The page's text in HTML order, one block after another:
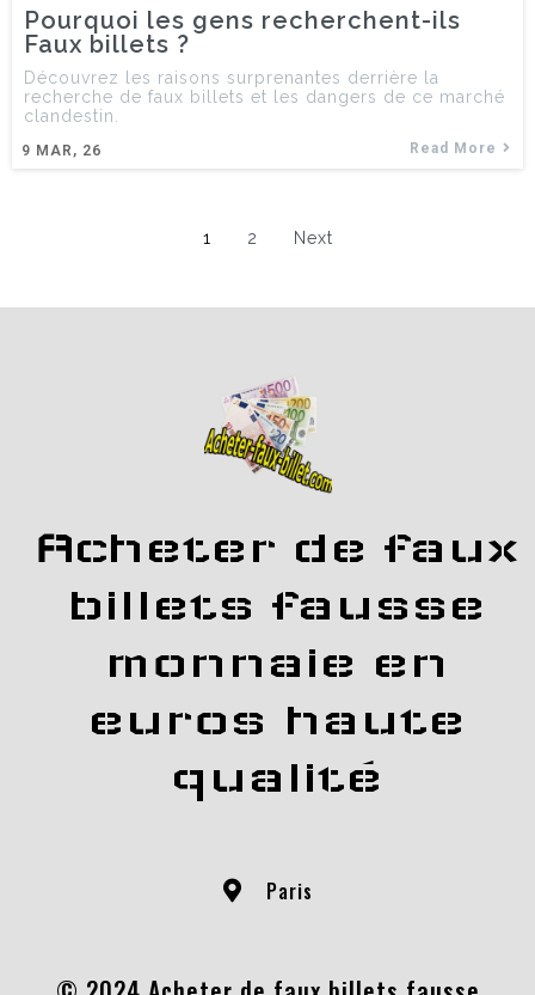
Pourquoi les gens recherchent-ils
Faux billets ?
9 MAR, 26
Découvrez les raisons surprenantes derrière la
recherche de faux billets et les dangers de ce marché
clandestin.
Read More
1 2 Next
Acheter de faux
billets fausse
monnaie en
euros haute
qualité
Paris